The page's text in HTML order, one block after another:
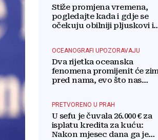
Stiže promjena vremena,
pogledajte kada i gdje se
očekuju obilniji pljuskovi i
OCEANOGRAFI UPOZORAVAJU
Dva rijetka oceanska
fenomena promijenit će
pred nama, evo što nas
PRETVORENO U PRAH
U sefu je čuvala 26.000 € za
isplatu kredita za kuću:
Nakon mjesec dana ga je